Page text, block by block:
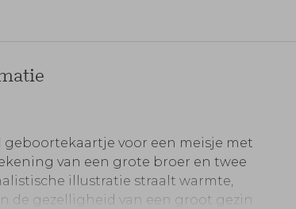
geboortekaartje voor een meisje met
van een grote broer en twee
illustratie straalt warmte,
de gezelligheid van een groot gezin